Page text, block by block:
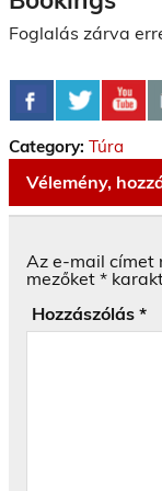
Foglalás zárva
Category: Túra
Vélemény,
Az e-mail címet
mezőket *
Hozzászólás *